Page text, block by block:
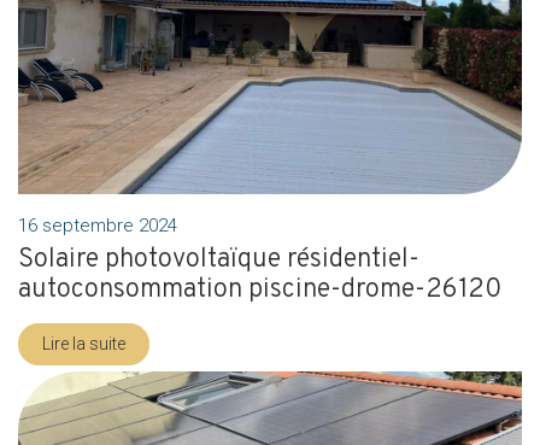
16 septembre 2024
Solaire photovoltaïque résidentiel-
autoconsommation piscine-drome-26120
Lire la suite